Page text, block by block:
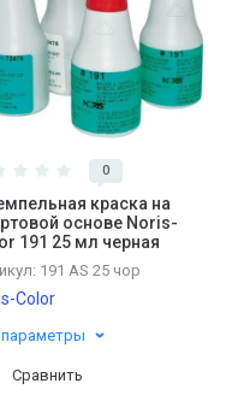
0
краска на
основе Noris-
191 25 мл черная
191 AS 25 чор
Color
Сравнить